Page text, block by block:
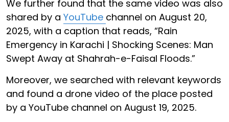
We further found that the same video was also
shared by a YouTube channel on August 20,
2025, with a caption that reads, “Rain
Emergency in Karachi | Shocking Scenes: Man
Swept Away at Shahrah-e-Faisal Floods.”
Moreover, we searched with relevant keywords
and found a drone video of the place posted
by a YouTube channel on August 19, 2025.